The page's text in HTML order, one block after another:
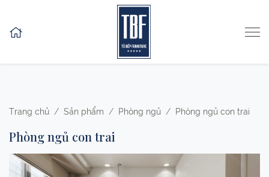
Trang chủ
Sản phẩm Phòng ngủ Phòng ngủ con trai
Phòng ngủ con trai